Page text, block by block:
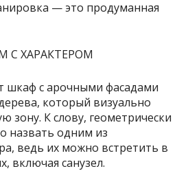
— это продуманная
шкаф с арочными фасадами
который визуально
зону. К слову, геометрически
назвать одним из
ведь их можно встретить в
включая санузел.